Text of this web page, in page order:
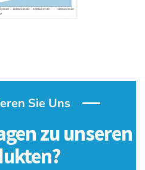
Sie Uns
zu unseren